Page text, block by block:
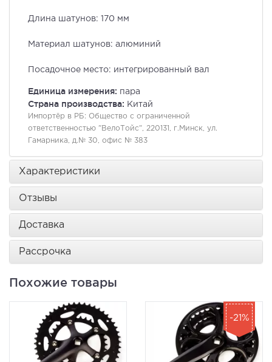
Длина шатунов: 170 мм
Материал шатунов: алюминий
Посадочное место: интегрированный вал
Единица измерения: пара
Страна производства: Китай
Импортёр в РБ: Общество с ограниченной
ответственностью "ВелоТойс", 220131, г.Минск, ул.
Гамарника, д.№ 30, офис № 383
Характеристики
Отзывы
Доставка
Рассрочка
Похожие товары
-21%